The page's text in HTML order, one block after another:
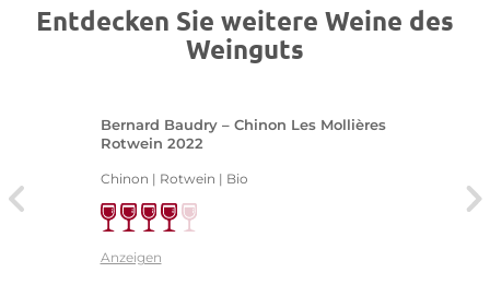
Entdecken Sie weitere Weine des
Weinguts
Bernard Baudry – Chinon Les Mollières
Rotwein 2022
Chinon | Rotwein | Bio
Anzeigen